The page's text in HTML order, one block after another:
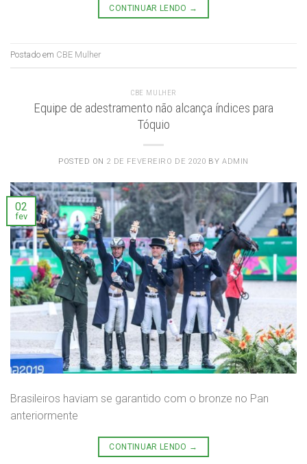
CONTINUAR LENDO →
Postado em CBE Mulher
CBE MULHER
Equipe de adestramento não alcança índices para
Tóquio
POSTED ON 2 DE FEVEREIRO DE 2020 BYADMIN
02
fev
Brasileiros haviam se garantido com o bronze no Pan
anteriormente
CONTINUAR LENDO →